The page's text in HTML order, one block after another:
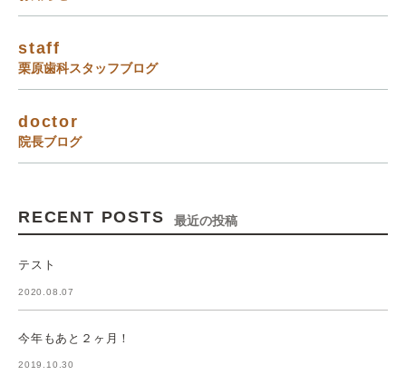
staff
栗原歯科スタッフブログ
doctor
院長ブログ
RECENT POSTS 最近の投稿
テスト
2020.08.07
今年もあと２ヶ月！
2019.10.30